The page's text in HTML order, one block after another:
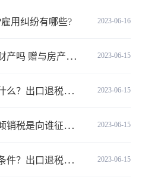
2023-06-16
用纠纷有哪些?
2023-06-15
房产需要公证吗？
2023-06-15
电器出口退税怎么算？ 世界今日报
2023-06-15
倾销税的计算公式是什么？
2023-06-15
退税有几种方式？